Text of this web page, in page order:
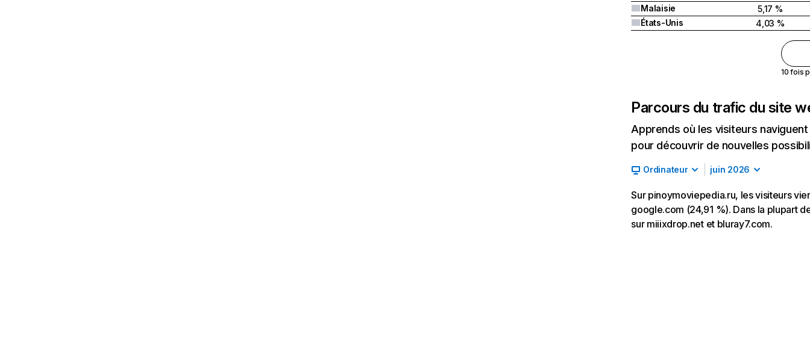
Malaisie
5,17 %
États-Unis
4,03 %
10 fois
Parcours du trafic du site
Apprends où les visiteurs
pour découvrir de nouvelles
Ordinateur juin 2026
Sur pinoymoviepedia.ru, les visiteurs
google.com (24,91 %). Dans la plupart
sur miiixdrop.net et bluray7.com.